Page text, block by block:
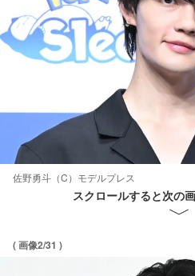
佐野勇斗（C）モデルプレス
スクロールすると次の
( 画像2/31 )